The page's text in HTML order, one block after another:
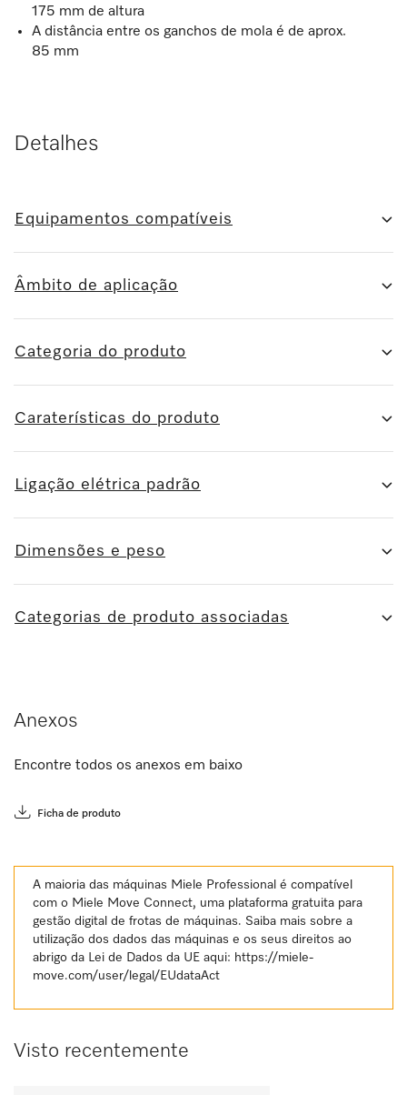
175 mm de altura
A distância entre os ganchos de mola é de aprox.
85 mm
Detalhes
Equipamentos compatíveis
Âmbito de aplicação
Categoria do produto
Caraterísticas do produto
Ligação elétrica padrão
Dimensões e peso
Categorias de produto associadas
Anexos
Encontre todos os anexos em baixo
Ficha de produto
A maioria das máquinas Miele Professional é compatível
com o Miele Move Connect, uma plataforma gratuita para
gestão digital de frotas de máquinas. Saiba mais sobre a
utilização dos dados das máquinas e os seus direitos ao
abrigo da Lei de Dados da UE aqui: https://miele-
move.com/user/legal/EUdataAct
Visto recentemente